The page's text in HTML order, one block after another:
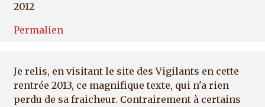
2012
Permalien
Je relis, en visitant le site des Vigilants en cette
rentrée 2013, ce magnifique texte, qui n'a rien
perdu de sa fraicheur. Contrairement à certains